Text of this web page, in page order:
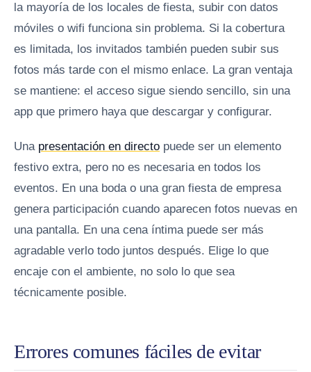
la mayoría de los locales de fiesta, subir con datos
móviles o wifi funciona sin problema. Si la cobertura
es limitada, los invitados también pueden subir sus
fotos más tarde con el mismo enlace. La gran ventaja
se mantiene: el acceso sigue siendo sencillo, sin una
app que primero haya que descargar y configurar.
Una presentación en directo puede ser un elemento
festivo extra, pero no es necesaria en todos los
eventos. En una boda o una gran fiesta de empresa
genera participación cuando aparecen fotos nuevas en
una pantalla. En una cena íntima puede ser más
agradable verlo todo juntos después. Elige lo que
encaje con el ambiente, no solo lo que sea
técnicamente posible.
Errores comunes fáciles de evitar